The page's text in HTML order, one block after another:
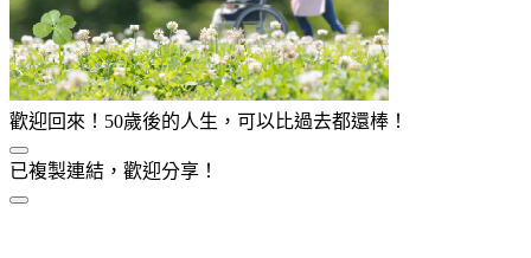
歡迎回來！50歲後的人生，可以比過去都還棒！
已複製連結，歡迎分享！